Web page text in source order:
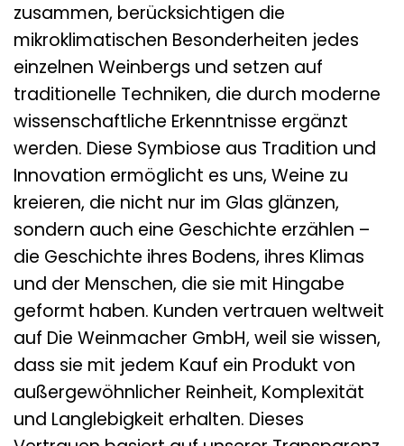
zusammen, berücksichtigen die
mikroklimatischen Besonderheiten jedes
einzelnen Weinbergs und setzen auf
traditionelle Techniken, die durch moderne
wissenschaftliche Erkenntnisse ergänzt
werden. Diese Symbiose aus Tradition und
Innovation ermöglicht es uns, Weine zu
kreieren, die nicht nur im Glas glänzen,
sondern auch eine Geschichte erzählen –
die Geschichte ihres Bodens, ihres Klimas
und der Menschen, die sie mit Hingabe
geformt haben. Kunden vertrauen weltweit
auf Die Weinmacher GmbH, weil sie wissen,
dass sie mit jedem Kauf ein Produkt von
außergewöhnlicher Reinheit, Komplexität
und Langlebigkeit erhalten. Dieses